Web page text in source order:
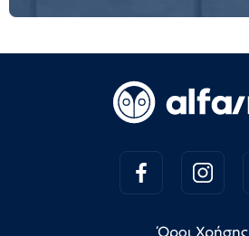
Όροι Χρήσης